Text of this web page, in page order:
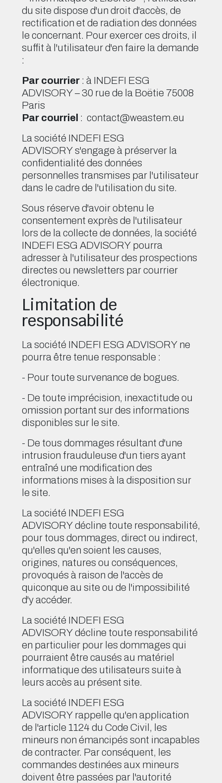
du site dispose d'un droit d'accès, de
rectification et de radiation des données
le concernant. Pour exercer ces droits, il
suffit à l'utilisateur d'en faire la demande
:
Par courrier : à INDEFI ESG
ADVISORY – 30 rue de la Boëtie 75008
Paris
Par courriel : contact@weastem.eu
La société INDEFI ESG
ADVISORY s'engage à préserver la
confidentialité des données
personnelles transmises par l'utilisateur
dans le cadre de l'utilisation du site.
Sous réserve d'avoir obtenu le
consentement exprès de l'utilisateur
lors de la collecte de données, la société
INDEFI ESG ADVISORY pourra
adresser à l'utilisateur des prospections
directes ou newsletters par courrier
électronique.
Limitation de
responsabilité
La société INDEFI ESG ADVISORY ne
pourra être tenue responsable :
- Pour toute survenance de bogues.
- De toute imprécision, inexactitude ou
omission portant sur des informations
disponibles sur le site.
- De tous dommages résultant d'une
intrusion frauduleuse d'un tiers ayant
entraîné une modification des
informations mises à la disposition sur
le site.
La société INDEFI ESG
ADVISORY décline toute responsabilité,
pour tous dommages, direct ou indirect,
qu'elles qu'en soient les causes,
origines, natures ou conséquences,
provoqués à raison de l'accès de
quiconque au site ou de l'impossibilité
d'y accéder.
La société INDEFI ESG
ADVISORY décline toute responsabilité
en particulier pour les dommages qui
pourraient être causés au matériel
informatique des utilisateurs suite à
leurs accès au présent site.
La société INDEFI ESG
ADVISORY rappelle qu'en application
de l'article 1124 du Code Civil, les
mineurs non émancipés sont incapables
de contracter. Par conséquent, les
commandes destinées aux mineurs
doivent être passées par l'autorité